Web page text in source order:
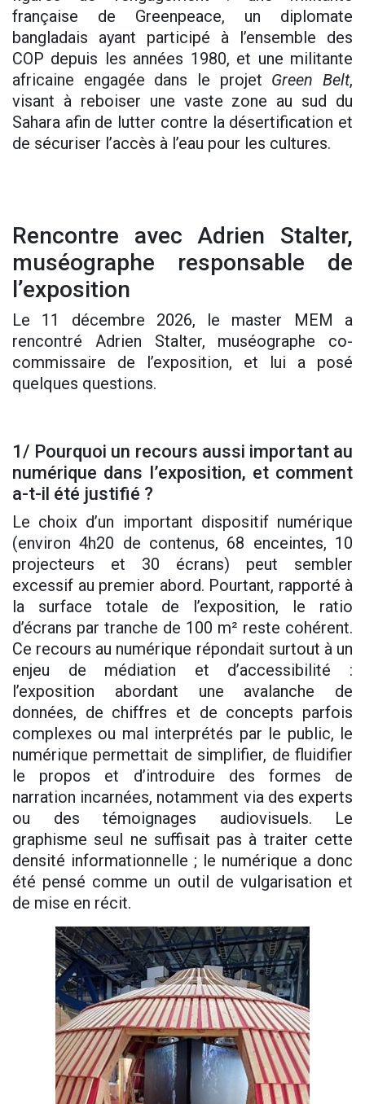
française de Greenpeace, un diplomate
bangladais ayant participé à l’ensemble des
COP depuis les années 1980, et une militante
africaine engagée dans le projet Green Belt,
visant à reboiser une vaste zone au sud du
Sahara afin de lutter contre la désertification et
de sécuriser l’accès à l’eau pour les cultures.
Rencontre avec Adrien Stalter,
muséographe responsable de
l’exposition
Le 11 décembre 2026, le master MEM a
rencontré Adrien Stalter, muséographe co-
commissaire de l’exposition, et lui a posé
quelques questions.
1/ Pourquoi un recours aussi important au
numérique dans l’exposition, et comment
a-t-il été justifié ?
Le choix d’un important dispositif numérique
(environ 4h20 de contenus, 68 enceintes, 10
projecteurs et 30 écrans) peut sembler
excessif au premier abord. Pourtant, rapporté à
la surface totale de l’exposition, le ratio
d’écrans par tranche de 100 m² reste cohérent.
Ce recours au numérique répondait surtout à un
enjeu de médiation et d’accessibilité :
l’exposition abordant une avalanche de
données, de chiffres et de concepts parfois
complexes ou mal interprétés par le public, le
numérique permettait de simplifier, de fluidifier
le propos et d’introduire des formes de
narration incarnées, notamment via des experts
ou des témoignages audiovisuels. Le
graphisme seul ne suffisait pas à traiter cette
densité informationnelle ; le numérique a donc
été pensé comme un outil de vulgarisation et
de mise en récit.